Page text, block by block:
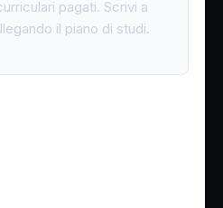
pagati. Scrivi a
il piano di studi.